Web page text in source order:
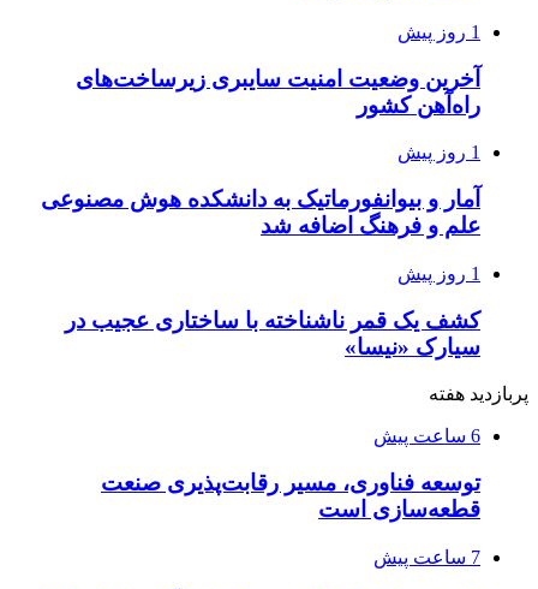
1 روز پیش
آخرین وضعیت امنیت سایبری زیرساخت‌های
راه‌آهن کشور
1 روز پیش
آمار و بیوانفورماتیک به دانشکده هوش مصنوعی
علم و فرهنگ اضافه شد
1 روز پیش
کشف یک قمر ناشناخته با ساختاری عجیب در
سیارک «نیسا»
پربازدید هفته
6 ساعت پیش
توسعه فناوری، مسیر رقابت‌پذیری صنعت
قطعه‌سازی است
7 ساعت پیش